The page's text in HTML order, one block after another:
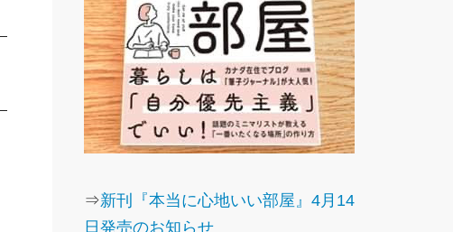
⇒新刊『本当に心地いい部屋』4月14
日発売のお知らせ